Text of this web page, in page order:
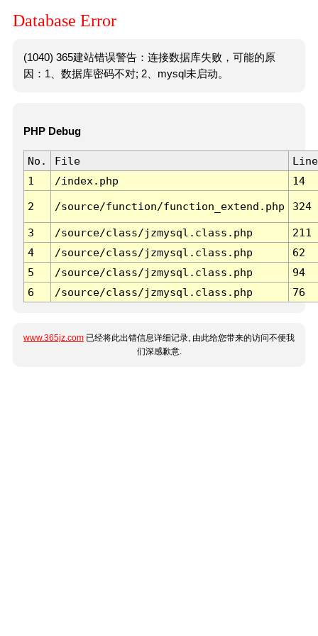
Database Error
(1040) 365建站错误警告：连接数据库失败，可能的原
因：1、数据库密码不对; 2、mysql未启动。
PHP Debug
No. File
Line
1
/index.php 14
2 /source/function/function_extend.php 324
3 /source/class/jzmysql.class.php
211
4
/source/class/jzmysql.class.php
62
5
/source/class/jzmysql.class.php
94
6
/source/class/jzmysql.class.php 76
www.365jz.com 已经将此出错信息详细记录, 由此给您带来的访问不便我
们深感歉意.